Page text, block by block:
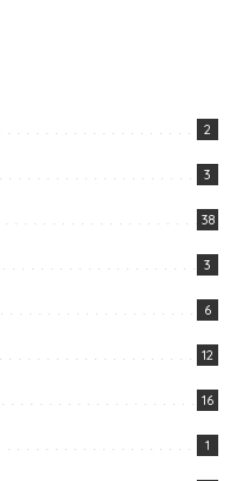
2
3
38
3
6
12
16
1